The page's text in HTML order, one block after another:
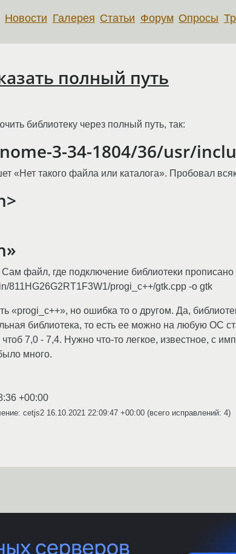
Новости Галерея Статьи Форум Опросы
полный путь
библиотеку через полный путь, так:
3-34-1804/36/usr/
«Нет такого файла или каталога». Пробовал
Сам файл, где подключение библиотеки
811HG26G2RT1F3W1/progi_c++/gtk.cpp -o gtk
«progi_c++», но ошибка то о другом. Да,
библиотека, то есть ее можно на любую ОС
7,0 - 7,4. Нужно что-то легкое, известное, с
много.
+00:00
cetjs2 16.10.2021 22:09:47 +00:00 (всего исправлений: 4)